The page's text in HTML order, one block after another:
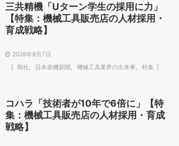
三共精機「Uターン学生の採用に力」
【特集：機械工具販売店の人材採用・
育成戦略】
2026年8月7日
商社
日本産機新聞 機械工具業界の出来事 特集
コハラ「技術者が10年で6倍に」【特
集：機械工具販売店の人材採用・育成
戦略】